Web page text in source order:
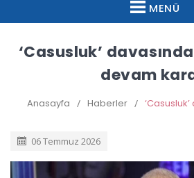
MENÜ
‘Casusluk’
devam
Anasayfa / Haberler /
06 Temmuz 2026